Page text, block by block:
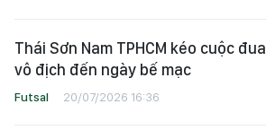
Thái Sơn Nam TPHCM kéo cuộc đua
vô địch đến ngày bế mạc
Futsal 20/07/2026 16:36